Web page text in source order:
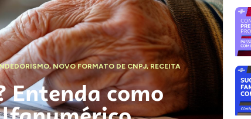
,NOVO FORMATO DE CNPJ,RECEITA
Entenda como